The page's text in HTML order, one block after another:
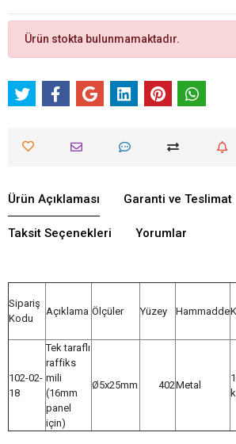
Ürün stokta bulunmamaktadır.
Ürün Açıklaması Garanti ve Teslimat
Taksit Seçenekleri Yorumlar
Sipariş
Kodu
Açıklama Ölçüler Yüzey Hammadde
102-02-
18
Tek taraflı
raffiks
mili
(16mm
panel
için)
Ø5x25mm 402Metal